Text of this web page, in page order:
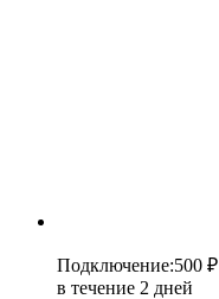
Подключение:500 ₽
в течение 2 дней